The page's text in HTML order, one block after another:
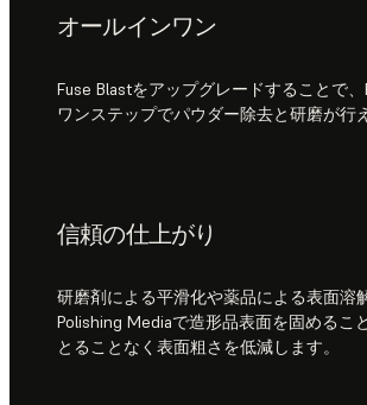
オールインワン
Fuse Blastをアップグレードすることで
ワンステップでパウダー除去と研磨が行
信頼の仕上がり
研磨剤による平滑化や薬品による表面溶
Polishing Mediaで造形品表面を固めるこ
とることなく表面粗さを低減します。